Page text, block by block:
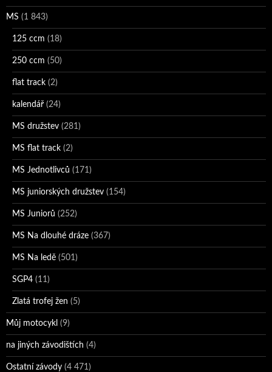
MS (1 843)
125 ccm (18)
250 ccm (50)
flat track (2)
kalendář (24)
MS družstev (281)
MS flat track (2)
MS Jednotlivců (171)
MS juniorských družstev (154)
MS Juniorů (252)
MS Na dlouhé dráze (367)
MS Na ledě (501)
SGP4 (11)
Zlatá trofej žen (5)
Můj motocykl (9)
na jiných závodištích (4)
Ostatní závody (4 471)